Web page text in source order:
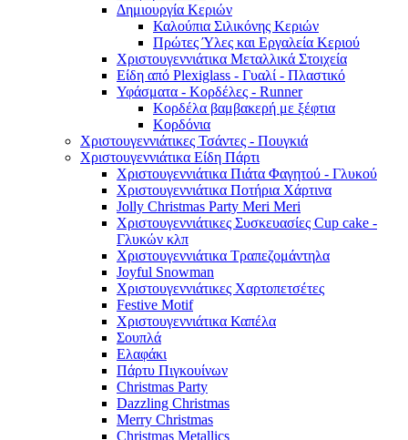
Δημιουργία Κεριών
Καλούπια Σιλικόνης Κεριών
Πρώτες Ύλες και Εργαλεία Κεριού
Χριστουγεννιάτικα Μεταλλικά Στοιχεία
Είδη από Plexiglass - Γυαλί - Πλαστικό
Υφάσματα - Κορδέλες - Runner
Κορδέλα βαμβακερή με ξέφτια
Κορδόνια
Χριστουγεννιάτικες Τσάντες - Πουγκιά
Χριστουγεννιάτικα Είδη Πάρτι
Χριστουγεννιάτικα Πιάτα Φαγητού - Γλυκού
Χριστουγεννιάτικα Ποτήρια Χάρτινα
Jolly Christmas Party Meri Meri
Χριστουγεννιάτικες Συσκευασίες Cup cake -
Γλυκών κλπ
Χριστουγεννιάτικα Τραπεζομάντηλα
Joyful Snowman
Χριστουγεννιάτικες Χαρτοπετσέτες
Festive Motif
Χριστουγεννιάτικα Καπέλα
Σουπλά
Ελαφάκι
Πάρτυ Πιγκουίνων
Christmas Party
Dazzling Christmas
Merry Christmas
Christmas Metallics